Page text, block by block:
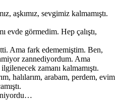
aşkımız, sevgimiz kalmamıştı.
evde görmedim. Hep çalıştı,
Ama fark edememiştim. Ben,
zannediyordum. Ama
zamanı kalmamıştı.
halılarım, arabam, perdem, evim